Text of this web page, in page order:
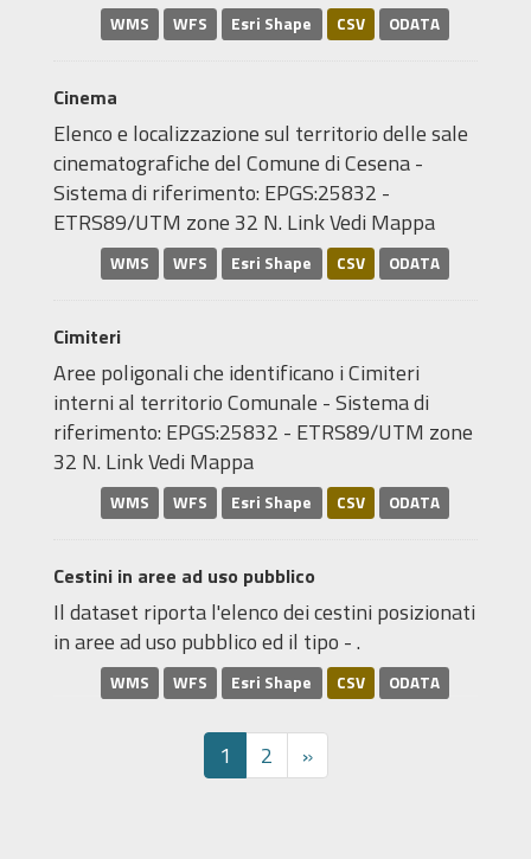
WMS WFS Esri Shape CSV ODATA
Cinema
Elenco e localizzazione sul territorio delle sale
cinematografiche del Comune di Cesena -
Sistema di riferimento: EPGS:25832 -
ETRS89/UTM zone 32 N. Link Vedi Mappa
WMS WFS Esri Shape CSV ODATA
Cimiteri
Aree poligonali che identificano i Cimiteri
interni al territorio Comunale - Sistema di
riferimento: EPGS:25832 - ETRS89/UTM zone
32 N. Link Vedi Mappa
WMS WFS Esri Shape CSV ODATA
Cestini in aree ad uso pubblico
Il dataset riporta l'elenco dei cestini posizionati
in aree ad uso pubblico ed il tipo - .
WMS WFS Esri Shape CSV ODATA
1 2 »